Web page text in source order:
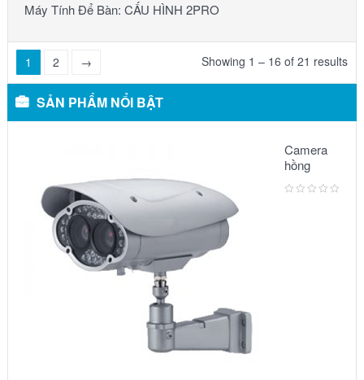
Máy Tính Để Bàn: CẤU HÌNH 2PRO
1 2 → Showing 1 – 16 of 21 results
SẢN PHẨM NỔI BẬT
Camera
hồng
ngoại:
Model –